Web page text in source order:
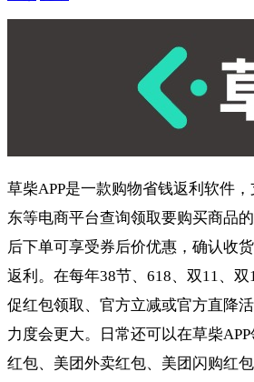
草柴APP是一款购物省钱返利软件
东等电商平台查询领取要购买商品
后下单可享受券后价优惠，确认收
返利。在每年38节、618、双11、
促红包领取、官方立减或官方直降
力度会更大。日常还可以在草柴
红包、美团外卖红包、美团闪购红